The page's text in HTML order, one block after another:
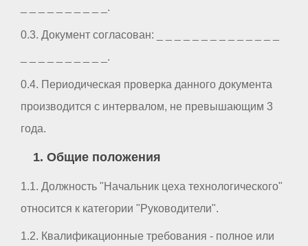
_ _ _ _ _ _ _ _ _ _.
0.3. Документ согласован: _ _ _ _ _ _ _ _ _ _ _ _ _ _
_ _ _ _ _ _ _ _ _ _.
0.4. Периодическая проверка данного документа
производится с интервалом, не превышающим 3
года.
1. Общие положения
1.1. Должность "Начальник цеха технологического"
относится к категории "Руководители".
1.2. Квалификационные требования - полное или